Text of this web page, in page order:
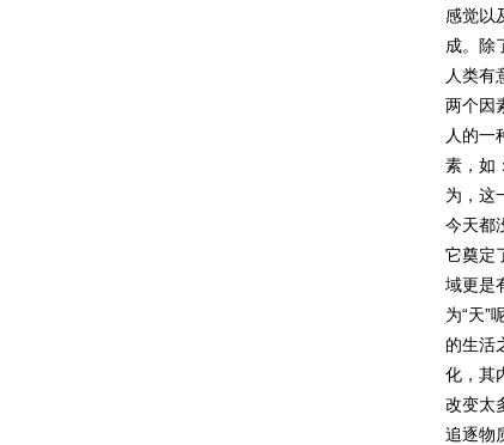
感觉以
成。除
人类有
两个因
人的一
素，如
为，这
今天都
它奠定
域更是
为“天”
的生活
化，其
改变太
追逐物